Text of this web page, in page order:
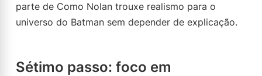
parte de Como Nolan trouxe realismo para o
universo do Batman sem depender de explicação.
Sétimo passo: foco em